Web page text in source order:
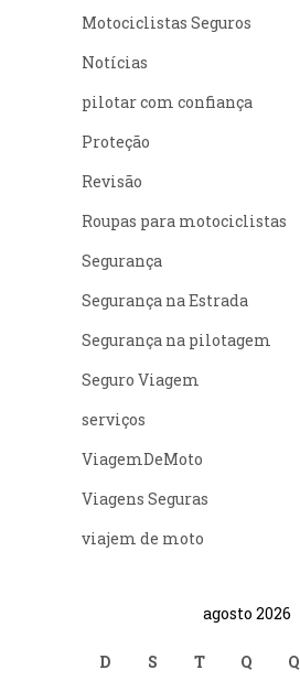
Motociclistas Seguros
Notícias
pilotar com confiança
Proteção
Revisão
Roupas para motociclistas
Segurança
Segurança na Estrada
Segurança na pilotagem
Seguro Viagem
serviços
ViagemDeMoto
Viagens Seguras
viajem de moto
agosto 2026
D S T Q Q